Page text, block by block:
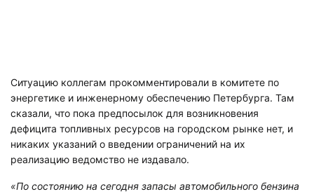
Ситуацию коллегам прокомментировали в комитете по
энергетике и инженерному обеспечению Петербурга. Там
сказали, что пока предпосылок для возникновения
дефицита топливных ресурсов на городском рынке нет, и
никаких указаний о введении ограничений на их
реализацию ведомство не издавало.
«По состоянию на сегодня запасы автомобильного бензина